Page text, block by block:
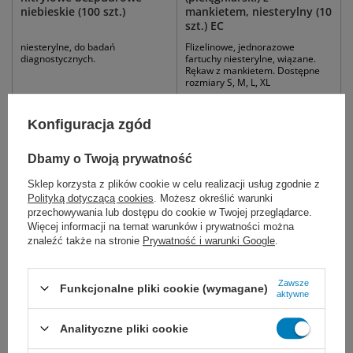
niebieskie (100 szt.)
niesterylne, do badań
diagnostycznych.
Dostępny
DO KOSZYKA
mankietem, niesterylny (10
szt.) EC
Flizelinowe, jednorazowe
fartuchy niesterylne, wiązane.
Rękaw z mankietem. Dostępne
rozmiary S, M, L, XL
easyCARE rękawice
Konfiguracja zgód
Dbamy o Twoją prywatność
Sklep korzysta z plików cookie w celu realizacji usług zgodnie z
Polityką dotyczącą cookies . Możesz określić warunki
przechowywania lub dostępu do cookie w Twojej przeglądarce.
Więcej informacji na temat warunków i prywatności można
znaleźć także na stronie Prywatność i warunki Google
Funkcjonalne pliki cookie (wymagane)
Zawsze
aktywne
Analityczne pliki cookie